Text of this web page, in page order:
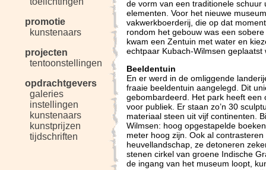
promotie
kunstenaars
projecten
tentoonstellingen
opdrachtgevers
galeries
instellingen
kunstenaars
kunstprijzen
tijdschriften
de vorm van een traditionele
elementen. Voor het nieuwe
vakwerkboerderij, die op dat
rondom het gebouw was een
kwam een Zentuin met water en
echtpaar Kubach-Wilmsen geplaatst
Beeldentuin
En er werd in de omliggende
fraaie beeldentuin aangelegd. Dit
gebombardeerd. Het park heeft
voor publiek. Er staan zo’n 30
materiaal steen uit vijf continenten.
Wilmsen: hoog opgestapelde
meter hoog zijn. Ook al
heuvellandschap, ze detoneren
stenen cirkel van groene Indische
de ingang van het museum loopt,